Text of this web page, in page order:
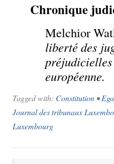
Chronique
Melchior
liberté des
préjudicielles
européenne.
Tagged with: Constitution •
Journal des tribunaux
Luxembourg